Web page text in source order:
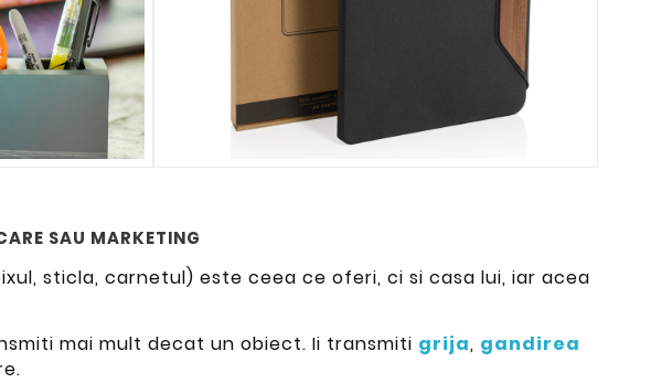
SAU MARKETING
sticla, carnetul) este ceea ce oferi, ci si casa lui, iar acea
mai mult decat un obiect. Ii transmiti grija, gandirea